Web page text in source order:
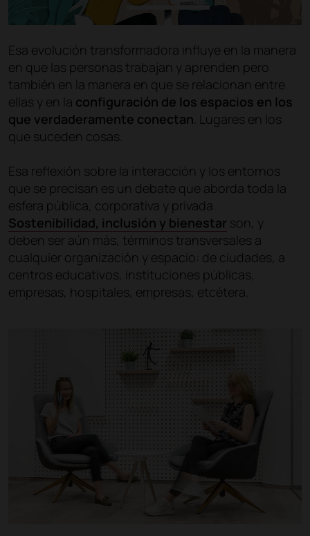
Esa evolución transformadora influye en la manera
en que las personas trabajan y aprenden pero
también en la manera en que se relacionan entre
ellas y en la configuración de los espacios en los
que verdaderamente conectan. Lugares en los
que suceden cosas.
Esa reflexión sobre la interacción y los entornos
que se precisan es un debate que aborda toda la
esfera pública, corporativa y privada.
Sostenibilidad, inclusión y bienestar son, y
deben ser aún más, términos transversales a
cualquier organización y espacio: de ciudades, a
centros educativos, instituciones públicas,
empresas, hospitales, empresas, etcétera.